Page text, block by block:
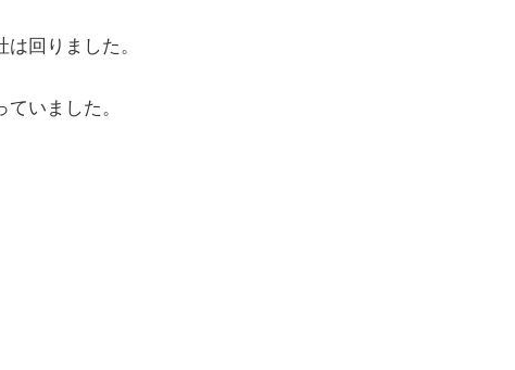
回りました。
いました。